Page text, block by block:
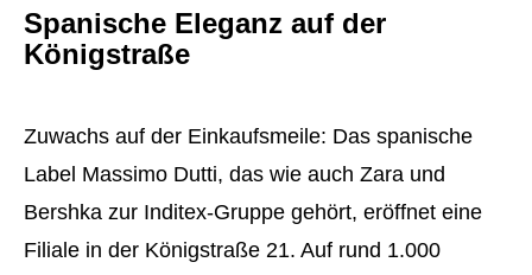
Spanische Eleganz auf der
Königstraße
Zuwachs auf der Einkaufsmeile: Das spanische
Label Massimo Dutti, das wie auch Zara und
Bershka zur Inditex-Gruppe gehört, eröffnet eine
Filiale in der Königstraße 21. Auf rund 1.000